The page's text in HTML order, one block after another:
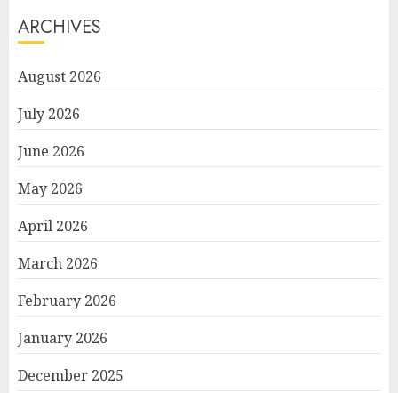
ARCHIVES
August 2026
July 2026
June 2026
May 2026
April 2026
March 2026
February 2026
January 2026
December 2025